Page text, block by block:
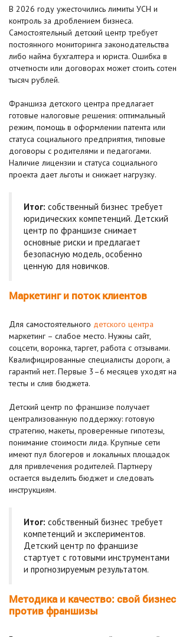
В 2026 году ужесточились лимиты УСН и
контроль за дроблением бизнеса.
Самостоятельный детский центр требует
постоянного мониторинга законодательства
либо найма бухгалтера и юриста. Ошибка в
отчетности или договорах может стоить сотен
тысяч рублей.
Франшиза детского центра предлагает
готовые налоговые решения: оптимальный
режим, помощь в оформлении патента или
статуса социального предприятия, типовые
договоры с родителями и педагогами.
Наличие лицензии и статуса социального
проекта дает льготы и снижает нагрузку.
Итог: собственный бизнес требует
юридических компетенций. Детский
центр по франшизе снимает
основные риски и предлагает
безопасную модель, особенно
ценную для новичков.
Маркетинг и поток клиентов
Для самостоятельного детского центра
маркетинг – слабое место. Нужны сайт,
соцсети, воронка, таргет, работа с отзывами.
Квалифицированные специалисты дороги, а
гарантий нет. Первые 3–6 месяцев уходят на
тесты и слив бюджета.
Детский центр по франшизе получает
централизованную поддержку: готовую
стратегию, макеты, проверенные гипотезы,
понимание стоимости лида. Крупные сети
имеют пул блогеров и локальных площадок
для привлечения родителей. Партнеру
остается выделить бюджет и следовать
инструкциям.
Итог: собственный бизнес требует
компетенций и экспериментов.
Детский центр по франшизе
стартует с готовыми инструментами
и прогнозируемым результатом.
Методика и качество: свой бизнес
против франшизы